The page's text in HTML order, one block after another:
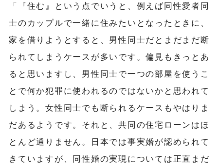
「『住む』という点でいうと、例えば同性愛者同
士のカップルで一緒に住みたいとなったときに、
家を借りようとすると、男性同士だとまだまだ断
られてしまうケースが多いです。偏見もきっとあ
ると思いますし、男性同士で一つの部屋を使うこ
とで何か犯罪に使われるのではないかと思われて
しまう。女性同士でも断られるケースもやはりま
だあるようです。それと、共同の住宅ローンはほ
とんど通りません。日本では事実婚が認められて
きていますが、同性婚の実現については正直まだ